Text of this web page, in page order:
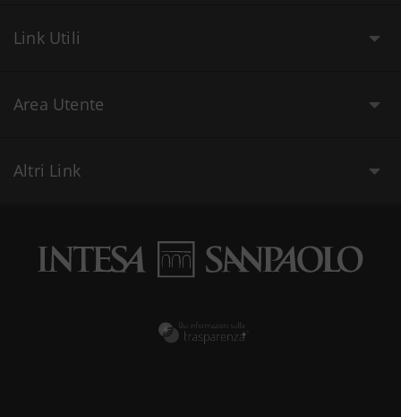
Link Utili
Area Utente
Altri Link